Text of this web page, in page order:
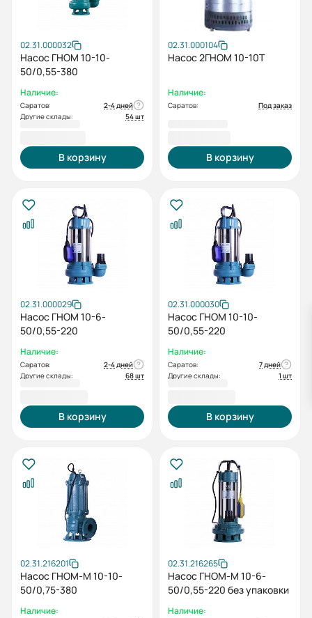
02.31.000032
Насос ГНОМ 10-10-
50/0,55-380
Наличие:
Саратов:
2-4 дней
Другие склады:
54 шт
В корзину
02.31.000104
Насос 2ГНОМ 10-10Т
Наличие:
Саратов: Под заказ
В корзину
02.31.000029
Насос ГНОМ 10-6-
50/0,55-220
Наличие:
Саратов:
2-4 дней
Другие склады:
68 шт
В корзину
02.31.000030
Насос ГНОМ 10-10-
50/0,55-220
Наличие:
Саратов:
7 дней
Другие склады:
1 шт
В корзину
02.31.216201
Насос ГНОМ-М 10-10-
50/0,75-380
Наличие:
02.31.216265
Насос ГНОМ-М 10-6-
50/0,55-220 без упаковки
Наличие: